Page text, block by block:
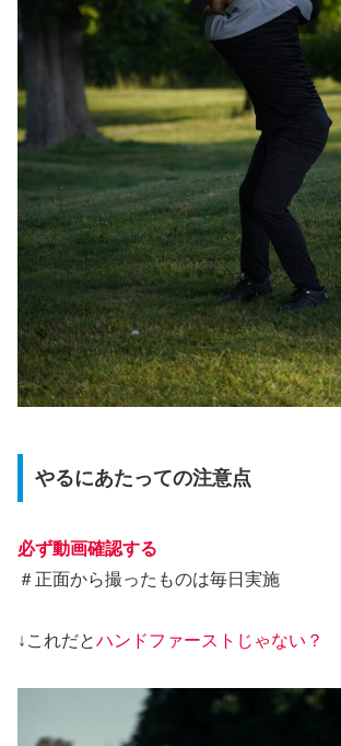
やるにあたっての注意点
必ず動画確認する
＃正面から撮ったものは毎日実施
↓これだとハンドファーストじゃない？